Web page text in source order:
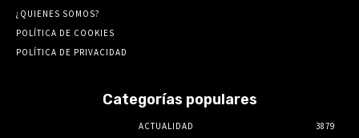
¿QUIENES SOMOS?
POLÍTICA DE COOKIES
POLÍTICA DE PRIVACIDAD
Categorías populares
ACTUALIDAD 3879